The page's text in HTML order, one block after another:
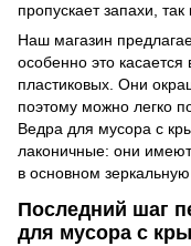
пропускает запахи,
Наш магазин
особенно это
пластиковых. Они
поэтому можно легко
Ведра для мусора с
лаконичные: они
в основном
Последний шаг
для мусора с